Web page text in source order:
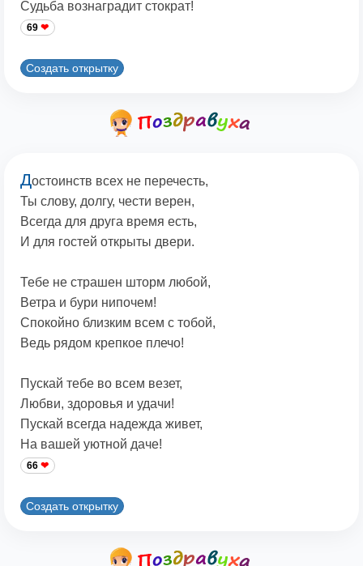
Судьба вознаградит стократ!
69
Создать открытку
Достоинств всех не перечесть,
Ты слову, долгу, чести верен,
Всегда для друга время есть,
И для гостей открыты двери.
Тебе не страшен шторм любой,
Ветра и бури нипочем!
Спокойно близким всем с тобой,
Ведь рядом крепкое плечо!
Пускай тебе во всем везет,
Любви, здоровья и удачи!
Пускай всегда надежда живет,
На вашей уютной даче!
66
Создать открытку